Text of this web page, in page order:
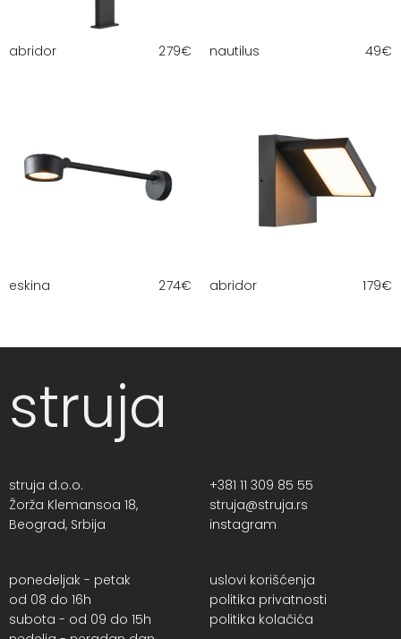
abridor 279€ nautilus 49€
eskina 274€ abridor 179€
struja
struja d.o.o.
Žorža Klemansoa 18,
Beograd, Srbija
+381 11 309 85 55
struja@struja.rs
instagram
ponedeljak - petak
od 08 do 16h
subota - od 09 do 15h
uslovi korišćenja
politika privatnosti
politika kolačića